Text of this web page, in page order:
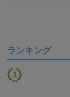
ランキング